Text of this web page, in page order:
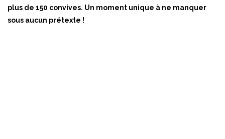
plus de 150 convives. Un moment unique à ne manquer
sous aucun prétexte !